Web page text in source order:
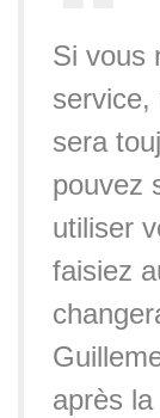
Si vous
service,
sera
pouvez
utiliser
faisiez
après